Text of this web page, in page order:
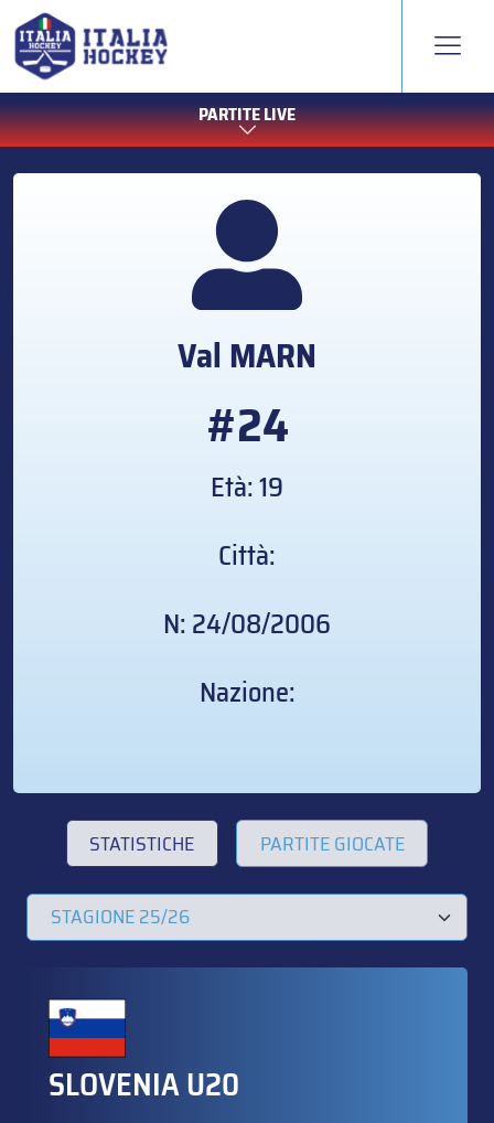
PARTITE LIVE
Val MARN
#24
Età: 19
Città:
N: 24/08/2006
Nazione:
STATISTICHE PARTITE GIOCATE
SLOVENIA U20